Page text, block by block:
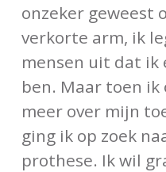
onzeker geweest
verkorte arm, ik
mensen uit dat ik
ben. Maar toen ik
meer over mijn
ging ik op zoek
prothese. Ik wil